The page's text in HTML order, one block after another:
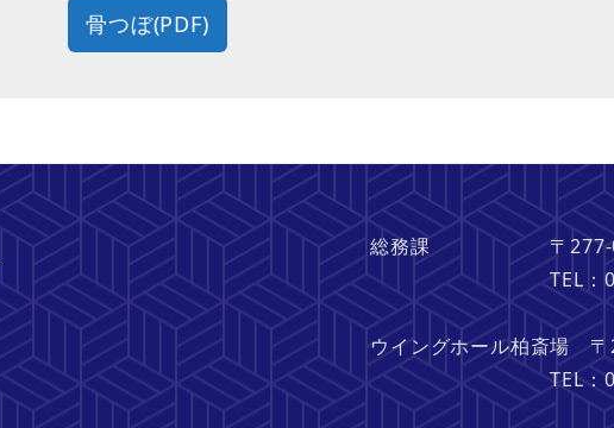
骨つぼ(PDF)
総務課 〒277-0825
TEL：04-
ウイングホール柏斎場
TEL：04-